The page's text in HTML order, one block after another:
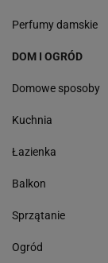
Perfumy damskie
DOM I OGRÓD
Domowe sposoby
Kuchnia
Łazienka
Balkon
Sprzątanie
Ogród